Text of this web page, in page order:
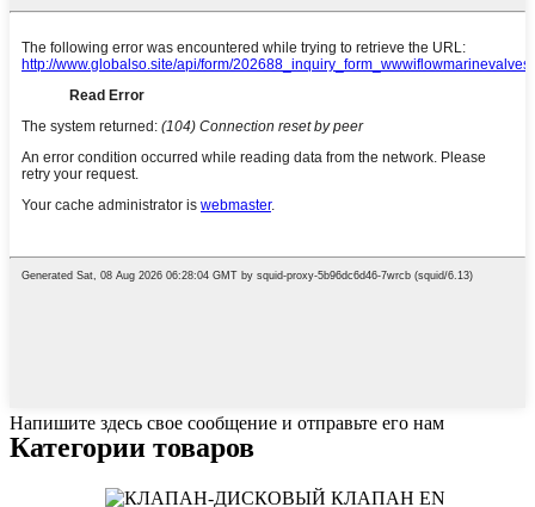
Напишите здесь свое сообщение и отправьте его нам
Категории товаров